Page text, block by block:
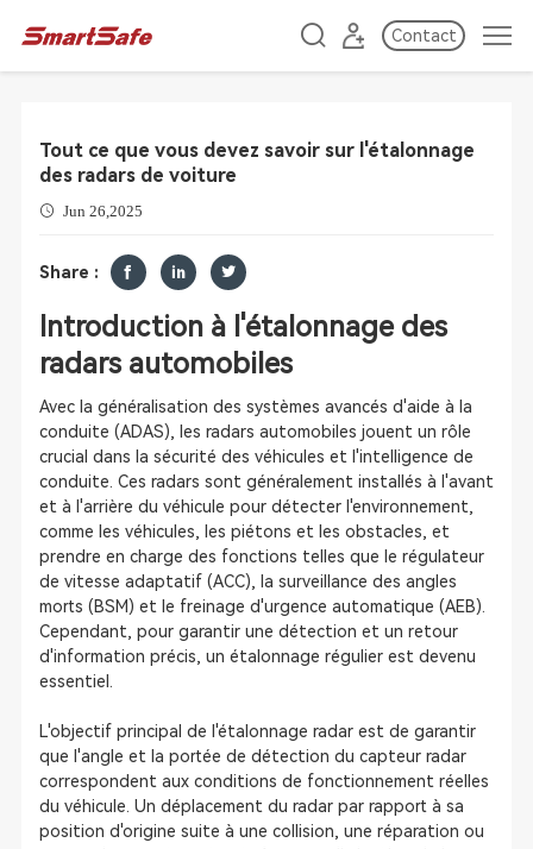
Contact
Tout ce que vous devez savoir sur l'étalonnage
des radars de voiture
Jun 26,2025
Share :
Introduction à l'étalonnage des
radars automobiles
Avec la généralisation des systèmes avancés d'aide à la
conduite (ADAS), les radars automobiles jouent un rôle
crucial dans la sécurité des véhicules et l'intelligence de
conduite. Ces radars sont généralement installés à l'avant
et à l'arrière du véhicule pour détecter l'environnement,
comme les véhicules, les piétons et les obstacles, et
prendre en charge des fonctions telles que le régulateur
de vitesse adaptatif (ACC), la surveillance des angles
morts (BSM) et le freinage d'urgence automatique (AEB).
Cependant, pour garantir une détection et un retour
d'information précis, un étalonnage régulier est devenu
essentiel.
L'objectif principal de l'étalonnage radar est de garantir
que l'angle et la portée de détection du capteur radar
correspondent aux conditions de fonctionnement réelles
du véhicule. Un déplacement du radar par rapport à sa
position d'origine suite à une collision, une réparation ou